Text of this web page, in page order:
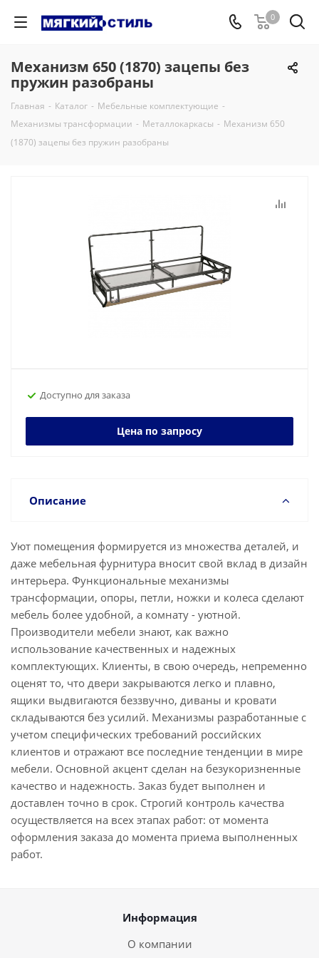
0
Механизм 650 (1870) зацепы без
пружин разобраны
Главная - Каталог - Мебельные комплектующие -
Механизмы трансформации - Металлокаркасы - Механизм 650
(1870) зацепы без пружин разобраны
Доступно для заказа
Цена по запросу
Описание
Уют помещения формируется из множества деталей, и
даже мебельная фурнитура вносит свой вклад в дизайн
интерьера. Функциональные механизмы
трансформации, опоры, петли, ножки и колеса сделают
мебель более удобной, а комнату - уютной.
Производители мебели знают, как важно
использование качественных и надежных
комплектующих. Клиенты, в свою очередь, непременно
оценят то, что двери закрываются легко и плавно,
ящики выдвигаются беззвучно, диваны и кровати
складываются без усилий. Механизмы разработанные с
учетом специфических требований российских
клиентов и отражают все последние тенденции в мире
мебели. Основной акцент сделан на безукоризненные
качество и надежность. Заказ будет выполнен и
доставлен точно в срок. Строгий контроль качества
осуществляется на всех этапах работ: от момента
оформления заказа до момента приема выполненных
работ.
Информация
О компании